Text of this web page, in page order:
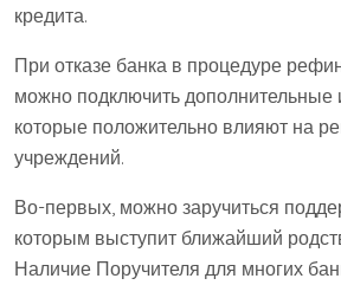
кредита.
При отказе банка в процедуре
можно подключить дополнительные
которые положительно влияют на
учреждений.
Во-первых, можно заручиться
которым выступит ближайший
Наличие Поручителя для многих